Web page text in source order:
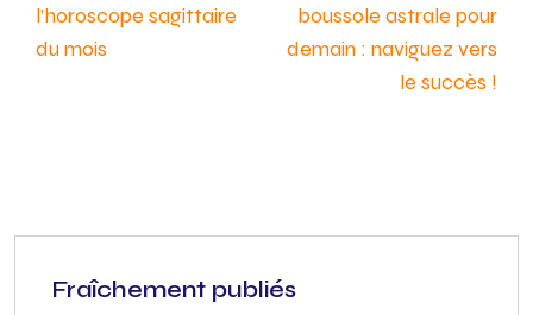
l’horoscope sagittaire
du mois
boussole astrale pour
demain : naviguez vers
le succès !
Fraîchement publiés